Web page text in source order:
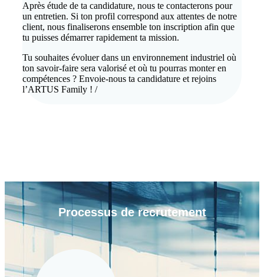
Après étude de ta candidature, nous te contacterons pour
un entretien. Si ton profil correspond aux attentes de notre
client, nous finaliserons ensemble ton inscription afin que
tu puisses démarrer rapidement ta mission.
Tu souhaites évoluer dans un environnement industriel où
ton savoir-faire sera valorisé et où tu pourras monter en
compétences ? Envoie-nous ta candidature et rejoins
l’ARTUS Family ! /
Processus derecrutement